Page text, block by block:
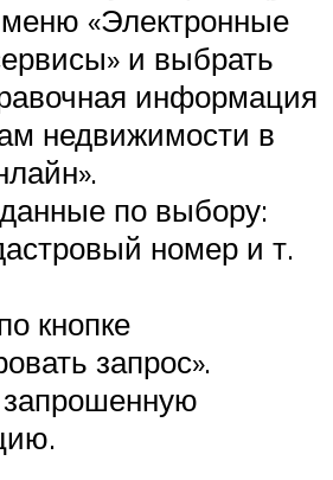
«Электронные
и выбрать
информация
недвижимости в
по выбору:
номер и т.
кнопке
запрос».